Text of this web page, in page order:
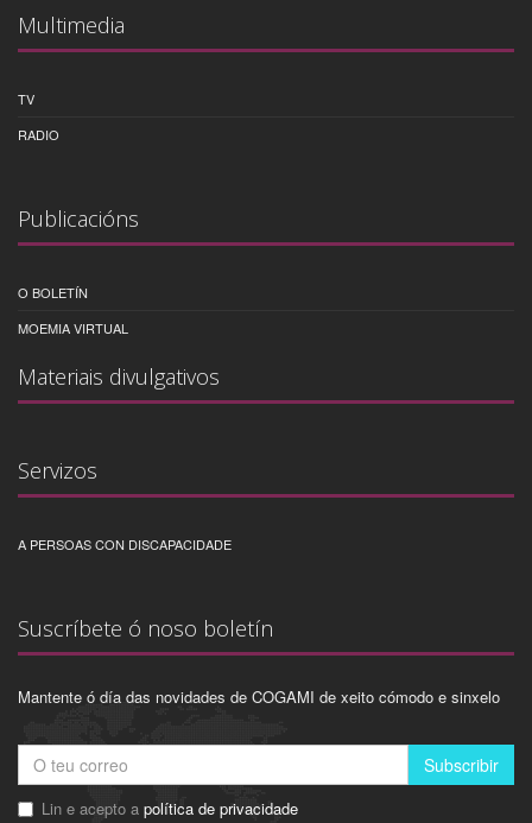
Multimedia
TV
RADIO
Publicacións
O BOLETÍN
MOEMIA VIRTUAL
Materiais divulgativos
Servizos
A PERSOAS CON DISCAPACIDADE
Suscríbete ó noso boletín
Mantente ó día das novidades de COGAMI de xeito cómodo e sinxelo
Subscribir
Lin e acepto a política de privacidade